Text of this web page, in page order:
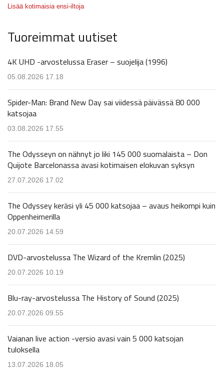
Lisää kotimaisia ensi-iltoja
Tuoreimmat uutiset
4K UHD -arvostelussa Eraser – suojelija (1996)
05.08.2026 17.18
Spider-Man: Brand New Day sai viidessä päivässä 80 000
katsojaa
03.08.2026 17.55
The Odysseyn on nähnyt jo liki 145 000 suomalaista – Don
Quijote Barcelonassa avasi kotimaisen elokuvan syksyn
27.07.2026 17.02
The Odyssey keräsi yli 45 000 katsojaa – avaus heikompi kuin
Oppenheimerilla
20.07.2026 14.59
DVD-arvostelussa The Wizard of the Kremlin (2025)
20.07.2026 10.19
Blu-ray-arvostelussa The History of Sound (2025)
20.07.2026 09.55
Vaianan live action -versio avasi vain 5 000 katsojan
tuloksella
13.07.2026 18.05